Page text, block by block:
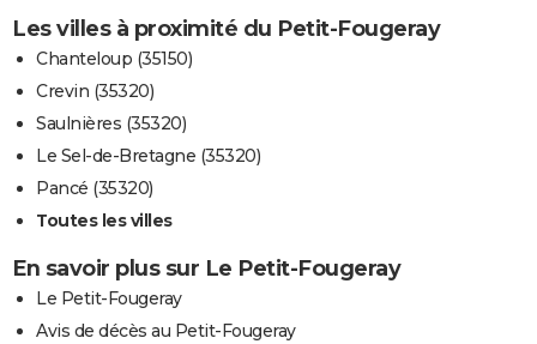
Les villes à proximité du Petit-Fougeray
Chanteloup (35150)
Crevin (35320)
Saulnières (35320)
Le Sel-de-Bretagne (35320)
Pancé (35320)
Toutes les villes
En savoir plus sur Le Petit-Fougeray
Le Petit-Fougeray
Avis de décès au Petit-Fougeray